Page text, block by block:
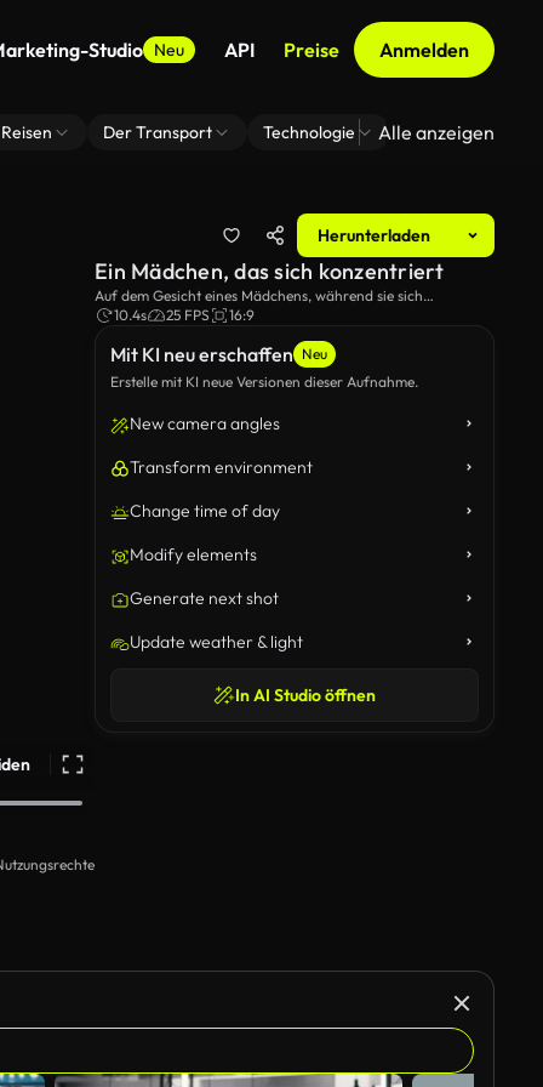
Studio Neu API Preise Anmelden
Reisen Der Transport Technologie Zoom Virtuelle
Alle anzeigen
Herunterladen
Mit KI neu erschaffen Neu
Erstelle mit KI neue Versionen dieser Aufnahme.
New camera angles
Transform environment
Change time of day
Modify elements
Generate next shot
Update weather & light
In AI Studio öffnen
Ein Mädchen, das sich konzentriert
Auf dem Gesicht eines Mädchens, während sie sich
konzentriert.
10.4s 25 FPS 16:9